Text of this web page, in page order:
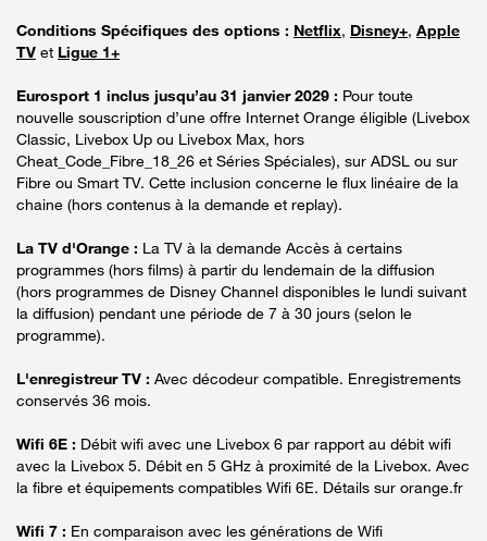
Conditions Spécifiques des options : Netflix, Disney+, Apple
TV et Ligue 1+
Eurosport 1 inclus jusqu’au 31 janvier 2029 : Pour toute
nouvelle souscription d’une offre Internet Orange éligible (Livebox
Classic, Livebox Up ou Livebox Max, hors
Cheat_Code_Fibre_18_26 et Séries Spéciales), sur ADSL ou sur
Fibre ou Smart TV. Cette inclusion concerne le flux linéaire de la
chaine (hors contenus à la demande et replay).
La TV d'Orange : La TV à la demande Accès à certains
programmes (hors films) à partir du lendemain de la diffusion
(hors programmes de Disney Channel disponibles le lundi suivant
la diffusion) pendant une période de 7 à 30 jours (selon le
programme).
L'enregistreur TV : Avec décodeur compatible. Enregistrements
conservés 36 mois.
Wifi 6E : Débit wifi avec une Livebox 6 par rapport au débit wifi
avec la Livebox 5. Débit en 5 GHz à proximité de la Livebox. Avec
la fibre et équipements compatibles Wifi 6E. Détails sur orange.fr
Wifi 7 : En comparaison avec les générations de Wifi